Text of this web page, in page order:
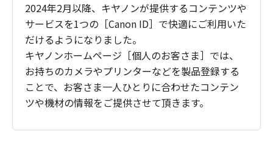
2024年2月以降、キヤノンが提供するコンテンツや
サービスを1つの［Canon ID］で快適にご利用いた
だけるようになりました。
キヤノンホームページ［個人のお客さま］では、
お持ちのカメラやプリンターなどを製品登録する
ことで、お客さま一人ひとりに合わせたコンテン
ツや機材の情報をご提供させて頂きます。